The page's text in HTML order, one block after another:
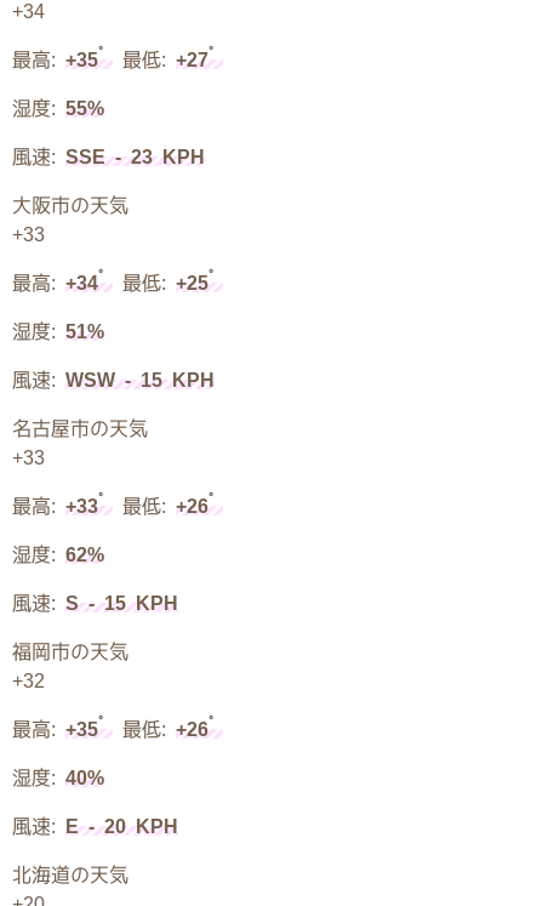
+34
最高: +35° 最低: +27°
湿度: 55%
風速: SSE - 23 KPH
大阪市の天気
+33
最高: +34° 最低: +25°
湿度: 51%
風速: WSW - 15 KPH
名古屋市の天気
+33
最高: +33° 最低: +26°
湿度: 62%
風速: S - 15 KPH
福岡市の天気
+32
最高: +35° 最低: +26°
湿度: 40%
風速: E - 20 KPH
北海道の天気